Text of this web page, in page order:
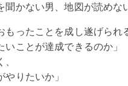
聞かない男、地図が読めな
もったことを成し遂げられ
ことが達成できるのか」
りたいか」